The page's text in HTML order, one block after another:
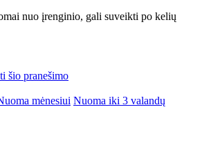
nuo įrenginio, gali suveikti po kelių
šio pranešimo
mėnesiui Nuoma iki 3 valandų